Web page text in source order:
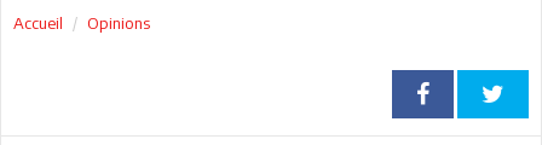
Accueil Opinions